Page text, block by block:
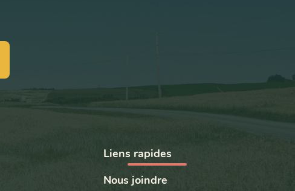
Liens rapides
Nous joindre